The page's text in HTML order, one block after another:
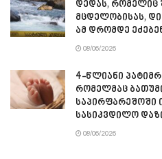
დედას, რომელიც
მცდელობისას,
ამ დრომდე
08/06/2026
4-წლიანი
რომელმაც
საპირფარეშოში
სასიკვდილო
08/06/2026